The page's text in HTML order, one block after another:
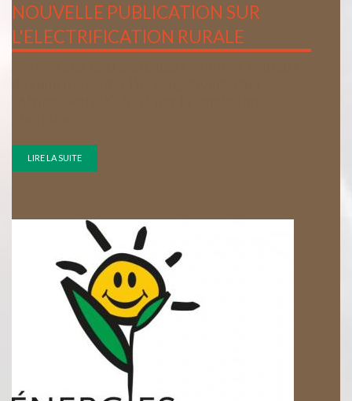
NOUVELLE PUBLICATION SUR
L'ELECTRIFICATION RURALE
LIRE LA SUITE